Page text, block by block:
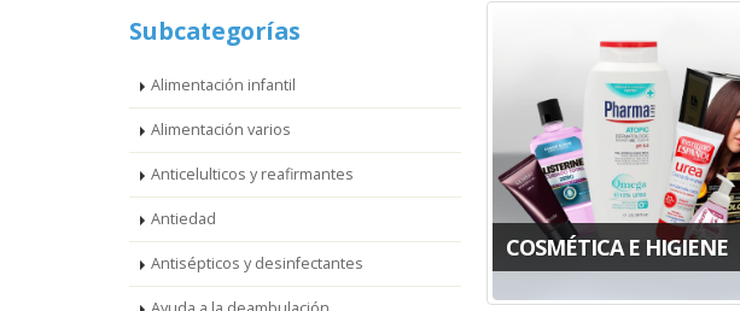
Subcategorías
Alimentación infantil
Alimentación varios
Anticelulticos y reafirmantes
Antiedad
Antisépticos y desinfectantes
COSMÉTICA E HIGIENE